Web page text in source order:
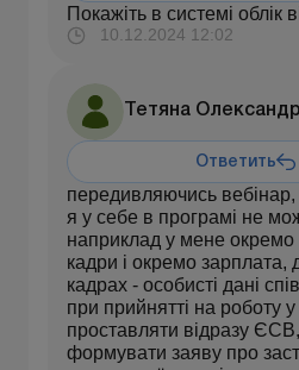
Покажіть в системі облік
10.12.2024 12:02
Тетяна
Ответить
передивляючись
я у себе в програмі не
наприклад у мене окремо
кадри і окремо зарплата,
кадрах - особисті дані
при прийнятті на роботу
проставляти відразу
формувати заяву про